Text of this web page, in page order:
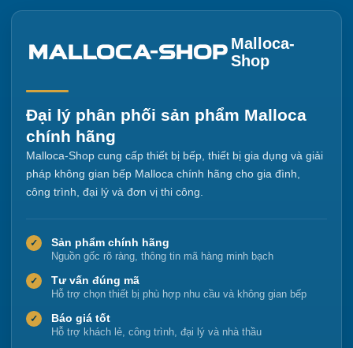
Malloca-
Shop
Đại lý phân phối sản phẩm Malloca
chính hãng
Malloca-Shop cung cấp thiết bị bếp, thiết bị gia dụng và giải
pháp không gian bếp Malloca chính hãng cho gia đình,
công trình, đại lý và đơn vị thi công.
✓ Sản phẩm chính hãng
Nguồn gốc rõ ràng, thông tin mã hàng minh bạch
✓ Tư vấn đúng mã
Hỗ trợ chọn thiết bị phù hợp nhu cầu và không gian bếp
✓ Báo giá tốt
Hỗ trợ khách lẻ, công trình, đại lý và nhà thầu